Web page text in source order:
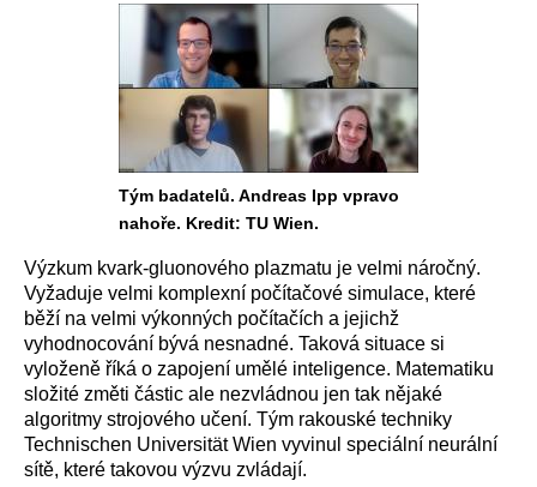
Tým badatelů. Andreas Ipp vpravo
nahoře. Kredit: TU Wien.
Výzkum kvark-gluonového plazmatu je velmi náročný.
Vyžaduje velmi komplexní počítačové simulace, které
běží na velmi výkonných počítačích a jejichž
vyhodnocování bývá nesnadné. Taková situace si
vyloženě říká o zapojení umělé inteligence. Matematiku
složité změti částic ale nezvládnou jen tak nějaké
algoritmy strojového učení. Tým rakouské techniky
Technischen Universität Wien vyvinul speciální neurální
sítě, které takovou výzvu zvládají.